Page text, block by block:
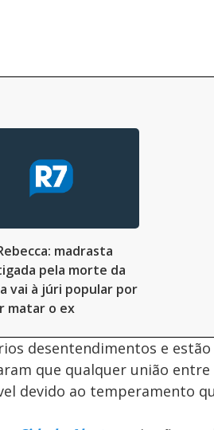
madrasta
pela morte da
vai à júri popular por
matar o ex
desentendimentos e
que qualquer união
devido ao temperamento